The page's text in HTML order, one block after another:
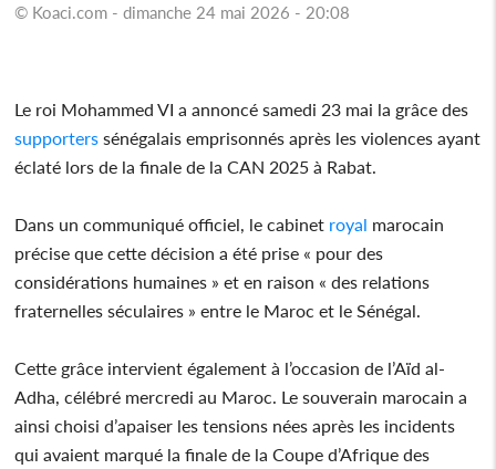
© Koaci.com - dimanche 24 mai 2026 - 20:08
Le roi Mohammed VI a annoncé samedi 23 mai la grâce des
supporters sénégalais emprisonnés après les violences ayant
éclaté lors de la finale de la CAN 2025 à Rabat.
Dans un communiqué officiel, le cabinet royal marocain
précise que cette décision a été prise « pour des
considérations humaines » et en raison « des relations
fraternelles séculaires » entre le Maroc et le Sénégal.
Cette grâce intervient également à l’occasion de l’Aïd al-
Adha, célébré mercredi au Maroc. Le souverain marocain a
ainsi choisi d’apaiser les tensions nées après les incidents
qui avaient marqué la finale de la Coupe d’Afrique des